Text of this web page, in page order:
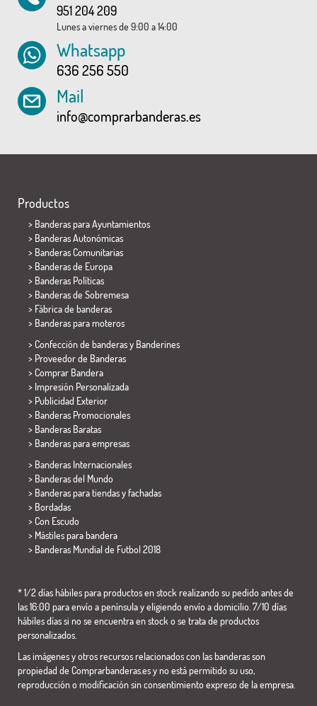
951 204 209
Lunes a viernes de 9:00 a 14:00
Whatsapp
636 256 550
Mail
info@comprarbanderas.es
Productos
> Banderas para Ayuntamientos
> Banderas Autonómicas
> Banderas Comunitarias
> Banderas de Europa
> Banderas Políticas
> Banderas de Sobremesa
> Fábrica de banderas
> Banderas para moteros
> Confección de banderas y Banderines
> Proveedor de Banderas
> Comprar Bandera
> Impresión Personalizada
> Publicidad Exterior
> Banderas Promocionales
> Banderas Baratas
> Banderas para empresas
> Banderas Internacionales
> Banderas del Mundo
> Banderas para tiendas y fachadas
> Bordadas
> Con Escudo
> Mástiles para bandera
> Banderas Mundial de Futbol 2018
* 1/2 días hábiles para productos en stock realizando su pedido antes de
las 16:00 para envío a península y eligiendo envío a domicilio. 7/10 días
hábiles días si no se encuentra en stock o se trata de productos
personalizados.
Las imágenes y otros recursos relacionados con las banderas son
propiedad de Comprarbanderas.es y no está permitido su uso,
reproducción o modificación sin consentimiento expreso de la empresa.